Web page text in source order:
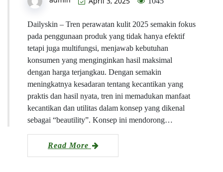
Dailyskin – Tren perawatan kulit 2025 semakin fokus
pada penggunaan produk yang tidak hanya efektif
tetapi juga multifungsi, menjawab kebutuhan
konsumen yang menginginkan hasil maksimal
dengan harga terjangkau. Dengan semakin
meningkatnya kesadaran tentang kecantikan yang
praktis dan hasil nyata, tren ini memadukan manfaat
kecantikan dan utilitas dalam konsep yang dikenal
sebagai “beautility”. Konsep ini mendorong…
Read More